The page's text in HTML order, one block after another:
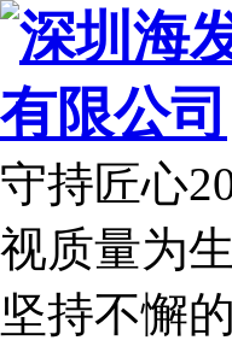
守持匠心
视质量为
坚持不懈